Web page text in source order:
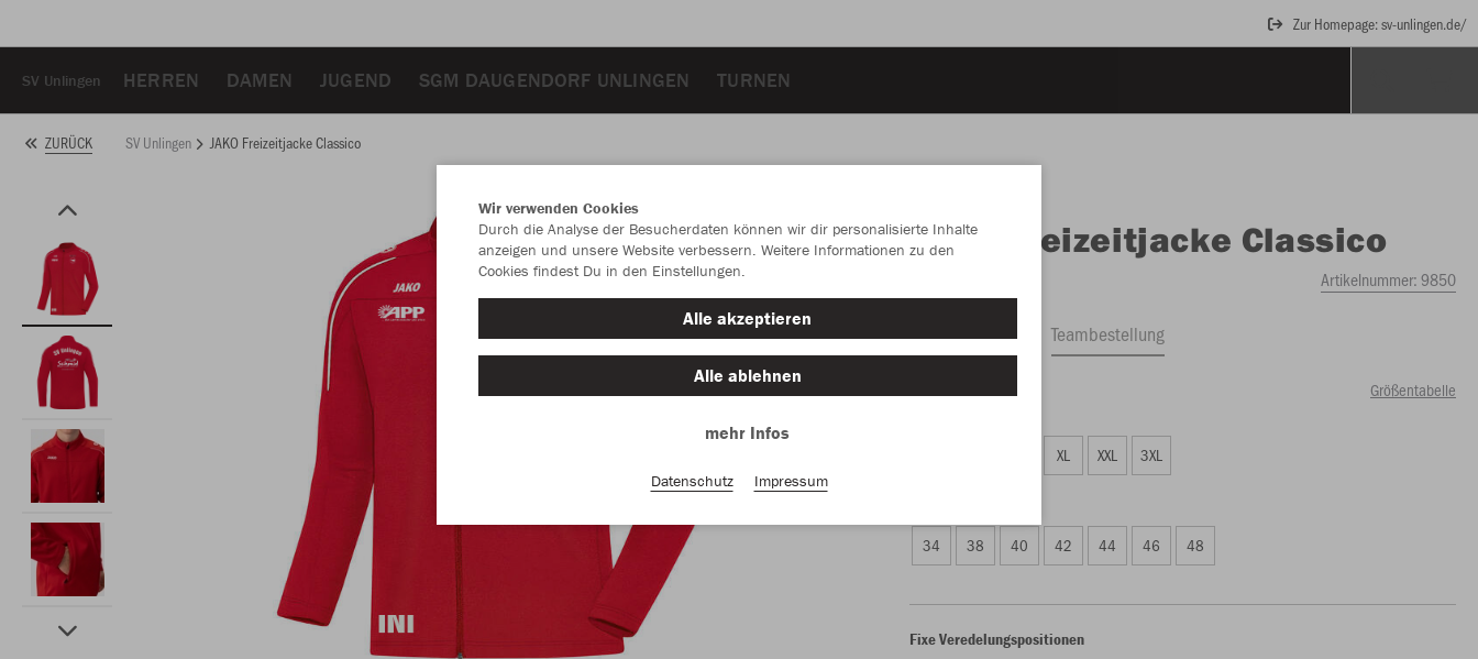
Zur Homepage: sv-unlingen.de/
SV Unlingen HERREN DAMEN JUGEND SGM DAUGENDORF UNLINGEN TURNEN
ZURÜCK SV Unlingen JAKO Freizeitjacke Classico
JAKO Freizeitjacke Classico
Artikelnummer:9850
Einzelauftrag Teambestellung
Größentabelle
XL XXL 3XL
34 38 40 42 44 46 48
Fixe Veredelungspositionen
Wir verwenden Cookies
Durch die Analyse der Besucherdaten können wir dir personalisierte Inhalte
anzeigen und unsere Website verbessern. Weitere Informationen zu den
Cookies findest Du in den Einstellungen.
Alle akzeptieren
Alle ablehnen
mehr Infos
Datenschutz Impressum